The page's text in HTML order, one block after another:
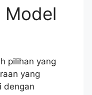
Model
pilihan yang
yang
dengan